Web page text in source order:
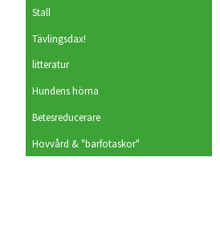
Stall
Tävlingsdax!
litteratur
Hundens hörna
Betesreducerare
Hovvård & "barfotaskor"